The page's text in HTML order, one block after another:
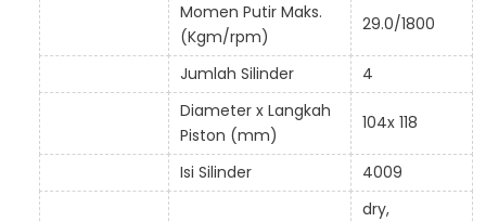
Momen Putir Maks.
(Kgm/rpm)
29.0/1800
Jumlah Silinder
4
Diameter x Langkah
Piston (mm)
104x 118
Isi Silinder 4009
dry,